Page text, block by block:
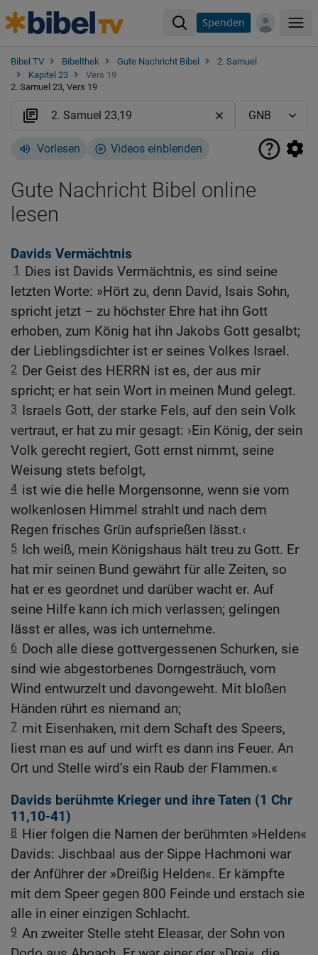
Spenden
Bibel TV Bibelthek Gute Nachricht Bibel
2. Samuel
Kapitel 23
Vers 19
2. Samuel 23, Vers 19
Vorlesen Videos einblenden
Gute Nachricht Bibel online
lesen
Davids Vermächtnis
1
Dies ist Davids Vermächtnis, es sind seine
letzten Worte: »Hört zu, denn David, Isais Sohn,
spricht jetzt – zu höchster Ehre hat ihn Gott
erhoben, zum König hat ihn Jakobs Gott gesalbt;
der Lieblingsdichter ist er seines Volkes Israel.
2 Der Geist des HERRN ist es, der aus mir
spricht; er hat sein Wort in meinen Mund gelegt.
3 Israels Gott, der starke Fels, auf den sein Volk
vertraut, er hat zu mir gesagt: ›Ein König, der sein
Volk gerecht regiert, Gott ernst nimmt, seine
Weisung stets befolgt,
4 ist wie die helle Morgensonne, wenn sie vom
wolkenlosen Himmel strahlt und nach dem
Regen frisches Grün aufsprießen lässt.‹
5 Ich weiß, mein Königshaus hält treu zu Gott. Er
hat mir seinen Bund gewährt für alle Zeiten, so
hat er es geordnet und darüber wacht er. Auf
seine Hilfe kann ich mich verlassen; gelingen
lässt er alles, was ich unternehme.
6 Doch alle diese gottvergessenen Schurken, sie
sind wie abgestorbenes Dorngesträuch, vom
Wind entwurzelt und davongeweht. Mit bloßen
Händen rührt es niemand an;
7 mit Eisenhaken, mit dem Schaft des Speers,
liest man es auf und wirft es dann ins Feuer. An
Ort und Stelle wird’s ein Raub der Flammen.«
Davids berühmte Krieger und ihre Taten (1 Chr
11,10-41)
8 Hier folgen die Namen der berühmten »Helden«
Davids: Jischbaal aus der Sippe Hachmoni war
der Anführer der »Dreißig Helden«. Er kämpfte
mit dem Speer gegen 800 Feinde und erstach sie
alle in einer einzigen Schlacht.
9 An zweiter Stelle steht Eleasar, der Sohn von